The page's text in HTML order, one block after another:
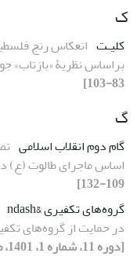
ک
کلیـت انعکاس رنج
براساس نظریۀ «بازتاب»
83-103]
گ
گام دوم انقلاب اسلامی
اساس ماجرای طالوت (ع)
109-132]
گروه‌های تکفیری &ndash
در حمایت از گروه‌های
[دوره 11، شماره 1، 1401، صفحه 149-173]